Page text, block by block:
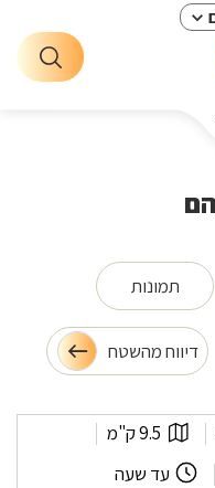
תמונות
דיווח מהשטח
אורך
המסלול:
9.5 ק"מ
משך עד שעה